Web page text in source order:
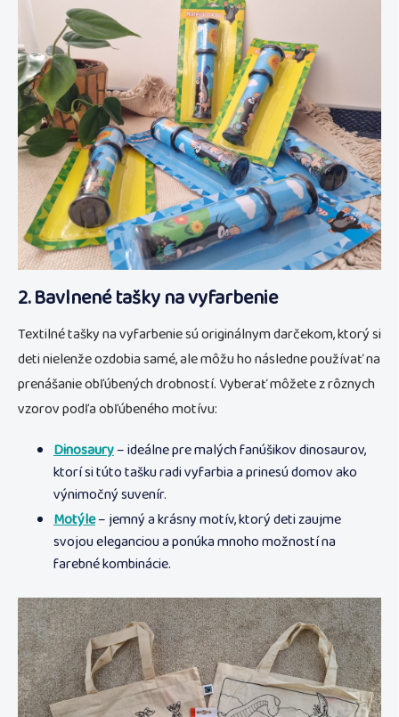
2. Bavlnené tašky na vyfarbenie
Textilné tašky na vyfarbenie sú originálnym darčekom, ktorý si
deti nielenže ozdobia samé, ale môžu ho následne používať na
prenášanie obľúbených drobností. Vyberať môžete z rôznych
vzorov podľa obľúbeného motívu:
Dinosaury– ideálne pre malých fanúšikov dinosaurov,
ktorí si túto tašku radi vyfarbia a prinesú domov ako
výnimočný suvenír.
Motýle– jemný a krásny motív, ktorý deti zaujme
svojou eleganciou a ponúka mnoho možností na
farebné kombinácie.